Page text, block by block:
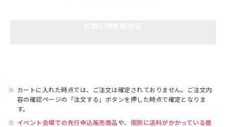
※ カートに入れた時点では、ご注文は確定されておりません。ご注文内
容の確認ページの「注文する」ボタンを押した時点で確定となりま
す。
※ イベント会場での先行申込販売商品や、 個別に送料がかかっている商